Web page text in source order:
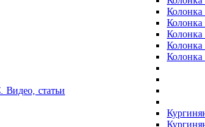
Колонка
Колонка
Колонка
Колонка
Колонка
Видео, статьи